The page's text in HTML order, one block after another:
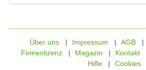
Über uns Impressum AGB
Firmenlizenz
Magazin Kontakt
Hilfe
Cookies